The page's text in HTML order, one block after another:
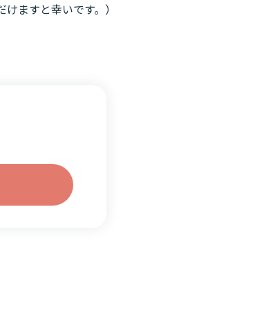
ますと幸いです。）